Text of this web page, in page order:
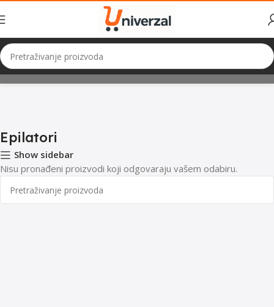
Početna Mali Kućanski Aparati Ljepota i zdravlje Epilatori
Epilatori
Show sidebar
Nisu pronađeni proizvodi koji odgovaraju vašem odabiru.